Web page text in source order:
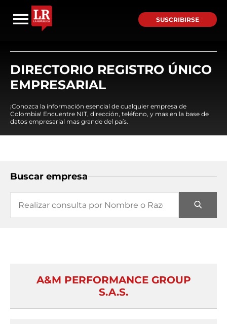
SUSCRIBIRSE
DIRECTORIO REGISTRO ÚNICO
EMPRESARIAL
¡Conozca la información esencial de cualquier empresa de
Colombia! Encuentre NIT, dirección, teléfono, y mas en la base de
datos empresarial mas grande del país.
Buscar empresa
A&M PERFORMANCE GROUP
S.A.S.